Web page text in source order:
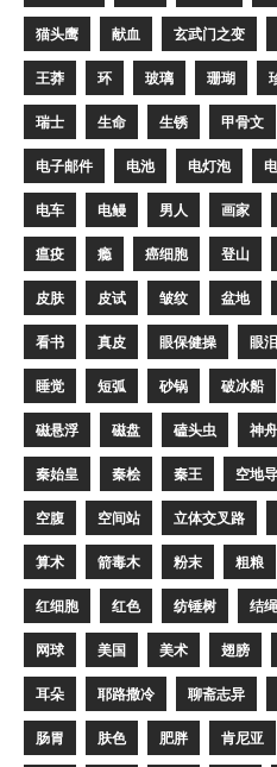
猫头鹰 献血 玄武门之变
王莽 环 玻璃 珊瑚
瑞士 生命 生锈 甲骨文
电子邮件 电池 电灯泡
电车 电鳗 男人 画家
瘟疫 瘾 癌细胞 登山
皮肤 皮试 皱纹 盆地
看书 真皮 眼保健操 眼泪
睡觉 短弧 砂锅 破冰船
磁悬浮 磁盘 磕头虫 神
秦始皇 秦桧 秦王 空地
空腹 空间站 立体交叉路
算术 箭毒木 粉末 粗粮
红细胞 红色 纺锤树 结
网球 美国 美术 翅膀
耳朵 耶路撒冷 聊斋志异
肠胃 肤色 肥胖 肯尼亚